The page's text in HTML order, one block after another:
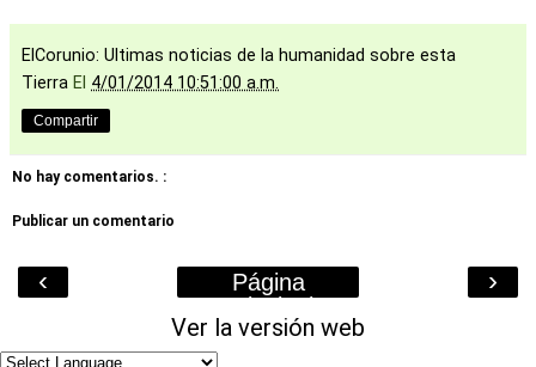
ElCorunio: Ultimas noticias de la humanidad sobre esta
Tierra El 4/01/2014 10:51:00 a.m.
Compartir
No hay comentarios. :
Publicar un comentario
‹ ›
Página
Principal
Ver la versión web